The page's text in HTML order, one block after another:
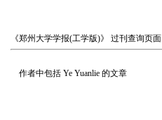
《郑州大学学报(工学版)》 过刊查询页面
作者中包括 Ye Yuanlie 的文章